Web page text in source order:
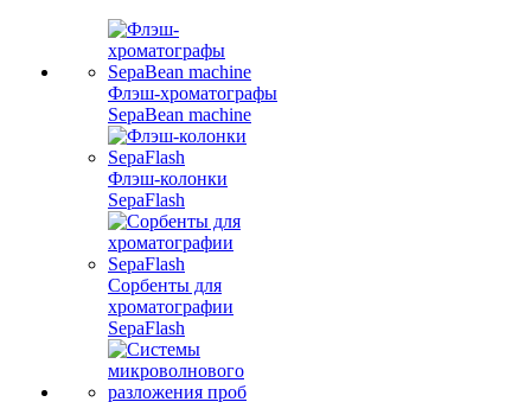
Флэш-хроматографы
SepaBean machine
Флэш-колонки
SepaFlash
Сорбенты для
хроматографии
SepaFlash